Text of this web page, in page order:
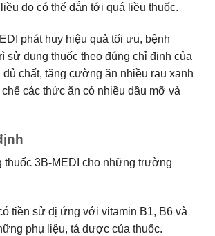
do có thể dẫn tới quá liều thuốc.
phát huy hiệu quả tối ưu, bệnh
sử dụng thuốc theo đúng chỉ định của
đủ chất, tăng cường ăn nhiều rau xanh
chế các thức ăn có nhiều dầu mỡ và
thuốc 3B-MEDI cho những trường
tiền sử dị ứng với vitamin B1, B6 và
phụ liệu, tá dược của thuốc.